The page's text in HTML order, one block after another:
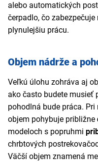
alebo automatických
čerpadlo, čo
plynulejšiu prácu.
Objem nádrže a
Veľkú úlohu zohráva aj
ako často budete musieť
pohodlná bude práca.
objem pohybuje približne
modeloch s popruhmi
chrbtových
Väčší objem znamená